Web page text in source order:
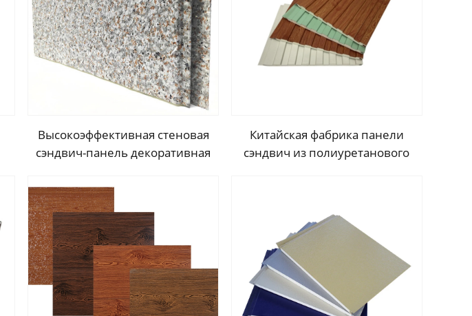
Высокоэффективная стеновая
сэндвич-панель декоративная
обшивка панель наружная
фасадная панель
Китайская фабрика панели
сэндвич из полиуретанового
домов